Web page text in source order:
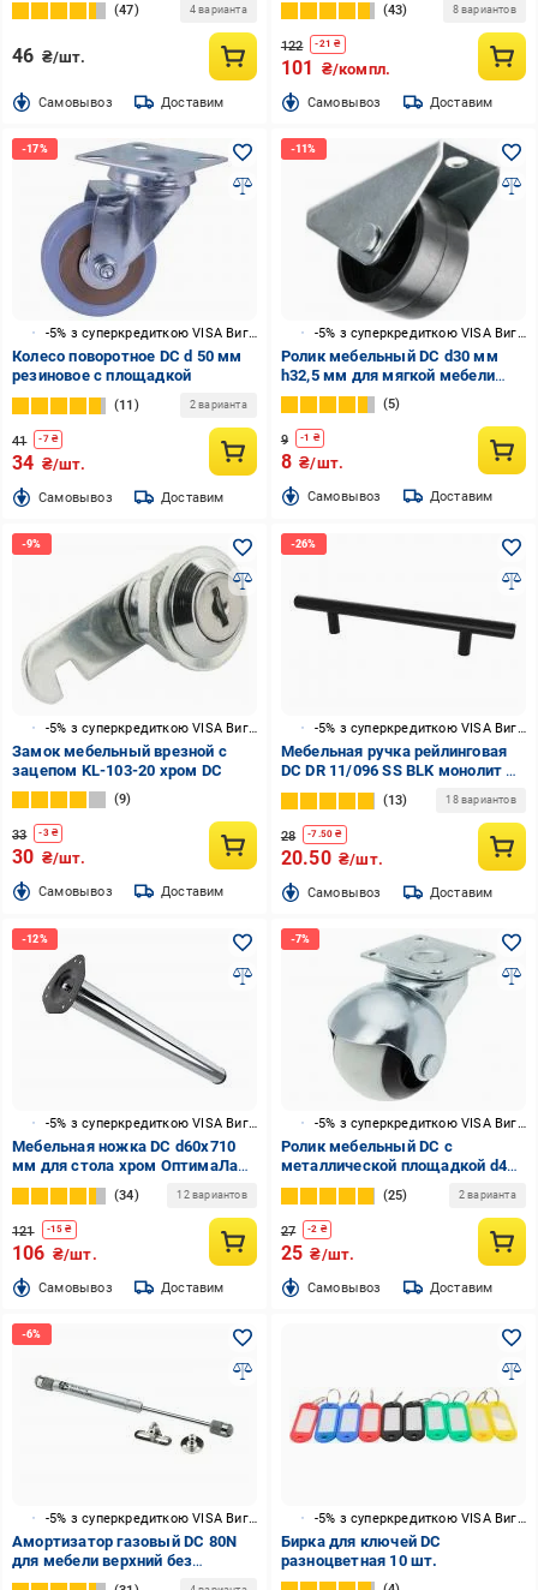
47 4 варианта
46 ₴/шт.
Cамовывоз Доставим
43 8 вариантов
122 -21 ₴
101 ₴/компл.
Cамовывоз Доставим
-5% з суперкредиткою VISA Вигода
Колесо поворотное DC d 50 мм
резиновое с площадкой
11 2 варианта
41 -7₴
34 ₴/шт.
Cамовывоз Доставим
Ролик мебельный DC d30 мм
h32,5 мм для мягкой мебели
пластик
5
9 -1 ₴
8 ₴/шт.
Cамовывоз Доставим
-5% з суперкредиткою VISA Вигода
Замок мебельный врезной с
зацепом KL-103-20 хром DC
9
33 -3₴
30 ₴/шт.
Cамовывоз Доставим
Мебельная ручка рейлинговая
DC DR 11/096 SS BLK монолит 96
мм черный
13 18 вариантов
28 -7.50 ₴
20.50 ₴/шт.
Cамовывоз Доставим
-5% з суперкредиткою VISA Вигода
Мебельная ножка DC d60x710
мм для стола хром ОптимаЛайн
с верхней стальной крепежной
пластиной
34 12 вариантов
121 -15 ₴
106 ₴/шт.
Cамовывоз Доставим
Ролик мебельный DC с
металлической площадкой d40
мм 79462
25 2 варианта
27 -2 ₴
25 ₴/шт.
Cамовывоз Доставим
-5% з суперкредиткою VISA Вигода
Амортизатор газовый DC 80N
для мебели верхний без
доводчика
Бирка для ключей DC
разноцветная 10 шт.